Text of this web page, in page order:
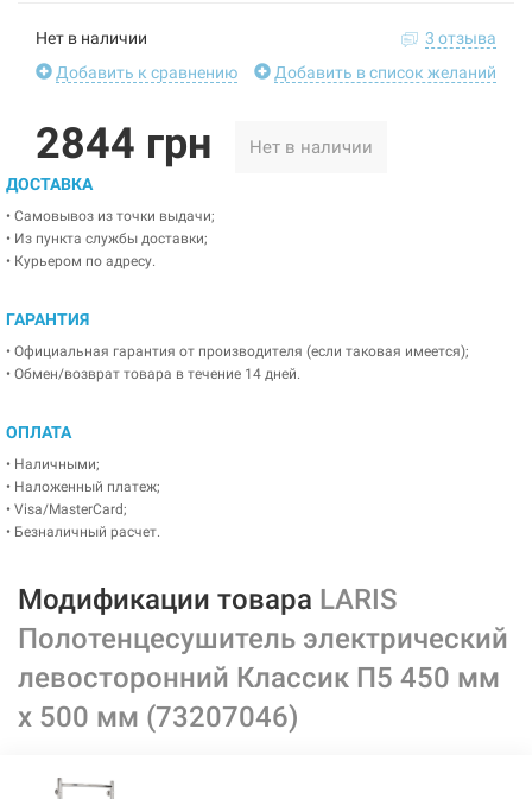
Нет в наличии
3 отзыва
Добавить к сравнению
Добавить в список желаний
2844 грн Нет в наличии
ДОСТАВКА
• Самовывоз из точки выдачи;
• Из пункта службы доставки;
• Курьером по адресу.
ГАРАНТИЯ
• Официальная гарантия от производителя (если таковая имеется);
• Обмен/возврат товара в течение 14 дней.
ОПЛАТА
• Наличными;
• Наложенный платеж;
• Visa/MasterCard;
• Безналичный расчет.
Модификации товара LARIS
Полотенцесушитель электрический
левосторонний Классик П5 450 мм
х 500 мм (73207046)